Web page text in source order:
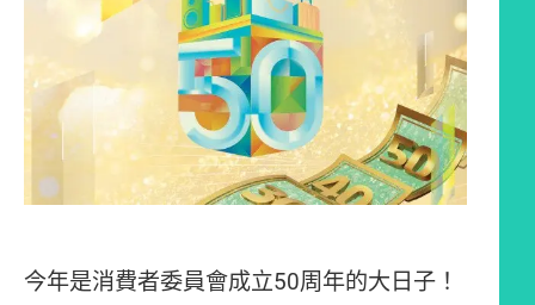
今年是消費者委員會成立50周年的大日子！